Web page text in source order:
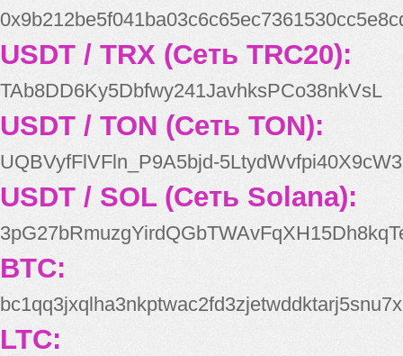
USDT / TRX (Сеть TRC20):
TAb8DD6Ky5Dbfwy241JavhksPCo38nkVsL
USDT / TON (Сеть TON):
UQBVyfFlVFln_P9A5bjd-
USDT / SOL (Сеть Solana):
BTC:
bc1qq3jxqlha3nkptwac2fd3zjetwddktarj5snu7x
LTC: